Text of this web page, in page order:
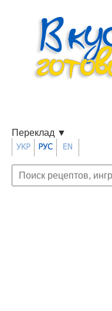
Переклад ▼